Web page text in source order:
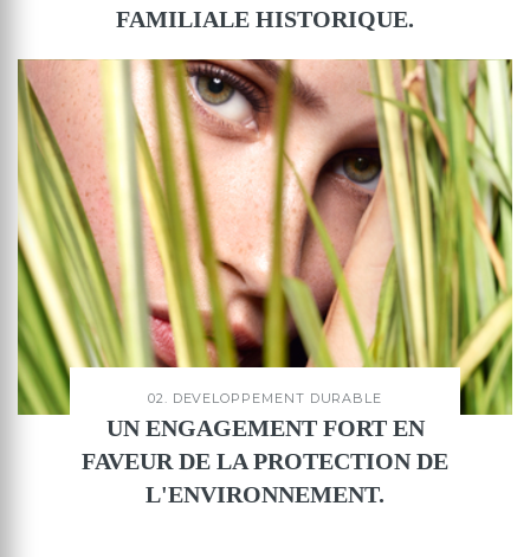
FAMILIALE HISTORIQUE.
02. DEVELOPPEMENT DURABLE
UN ENGAGEMENT FORT EN
FAVEUR DE LA PROTECTION DE
L'ENVIRONNEMENT.